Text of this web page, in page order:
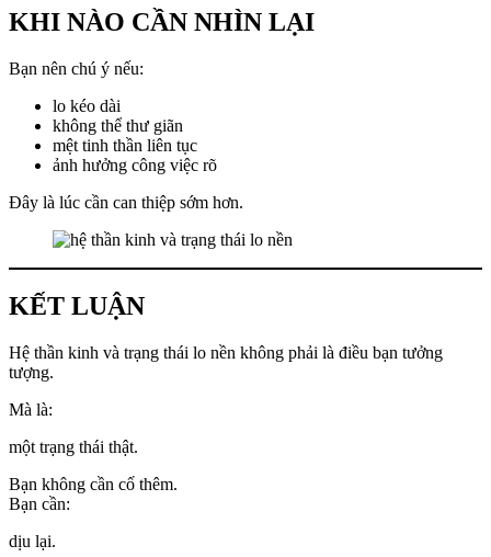
KHI NÀO CẦN NHÌN LẠI
Bạn nên chú ý nếu:
lo kéo dài
không thể thư giãn
mệt tinh thần liên tục
ảnh hưởng công việc rõ
Đây là lúc cần can thiệp sớm hơn.
KẾT LUẬN
Hệ thần kinh và trạng thái lo nền không phải là điều bạn tưởng
tượng.
Mà là:
một trạng thái thật.
Bạn không cần cố thêm.
Bạn cần:
dịu lại.